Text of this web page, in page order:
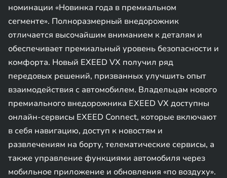
номинации «Новинка года в премиальном
сегменте». Полноразмерный внедорожник
отличается высочайшим вниманием к деталям и
обеспечивает премиальный уровень безопасности и
комфорта. Новый EXEED VX получил ряд
передовых решений, призванных улучшить опыт
взаимодействия с автомобилем. Владельцам нового
премиального внедорожника EXEED VX доступны
онлайн-сервисы EXEED Connect, которые включают
в себя навигацию, доступ к новостям и
развлечениям на борту, телематические сервисы, а
также управление функциями автомобиля через
мобильное приложение и обновления «по воздуху».